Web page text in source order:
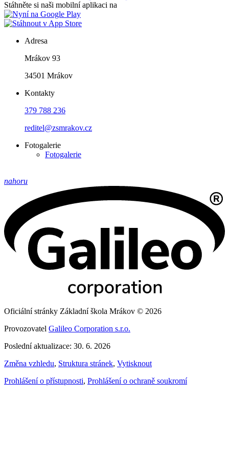
Stáhněte si naši mobilní aplikaci na
Adresa
Mrákov 93
34501 Mrákov
Kontakty
379 788 236
reditel@zsmrakov.cz
Fotogalerie
Fotogalerie
nahoru
Oficiální stránky Základní škola Mrákov © 2026
Provozovatel Galileo Corporation s.r.o.
Poslední aktualizace: 30. 6. 2026
Změna vzhledu, Struktura stránek, Vytisknout
Prohlášení o přístupnosti, Prohlášení o ochraně soukromí